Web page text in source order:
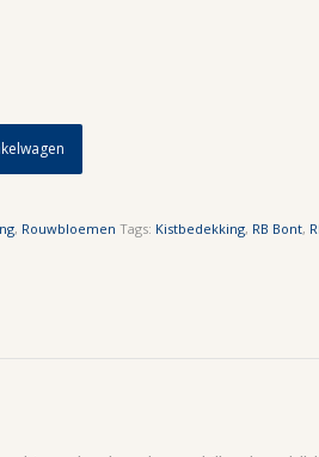
, Rouwbloemen Tags: Kistbedekking, RB Bont,